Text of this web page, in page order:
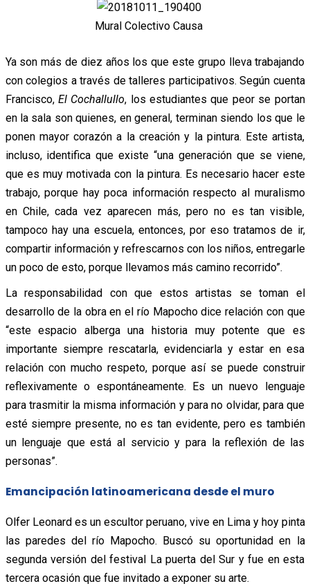
Mural Colectivo Causa
Ya son más de diez años los que este grupo lleva trabajando
con colegios a través de talleres participativos. Según cuenta
Francisco, El Cochallullo, los estudiantes que peor se portan
en la sala son quienes, en general, terminan siendo los que le
ponen mayor corazón a la creación y la pintura. Este artista,
incluso, identifica que existe “una generación que se viene,
que es muy motivada con la pintura. Es necesario hacer este
trabajo, porque hay poca información respecto al muralismo
en Chile, cada vez aparecen más, pero no es tan visible,
tampoco hay una escuela, entonces, por eso tratamos de ir,
compartir información y refrescarnos con los niños, entregarle
un poco de esto, porque llevamos más camino recorrido”.
La responsabilidad con que estos artistas se toman el
desarrollo de la obra en el río Mapocho dice relación con que
“este espacio alberga una historia muy potente que es
importante siempre rescatarla, evidenciarla y estar en esa
relación con mucho respeto, porque así se puede construir
reflexivamente o espontáneamente. Es un nuevo lenguaje
para trasmitir la misma información y para no olvidar, para que
esté siempre presente, no es tan evidente, pero es también
un lenguaje que está al servicio y para la reflexión de las
personas”.
Emancipación latinoamericana desde el muro
Olfer Leonard es un escultor peruano, vive en Lima y hoy pinta
las paredes del río Mapocho. Buscó su oportunidad en la
segunda versión del festival La puerta del Sur y fue en esta
tercera ocasión que fue invitado a exponer su arte.